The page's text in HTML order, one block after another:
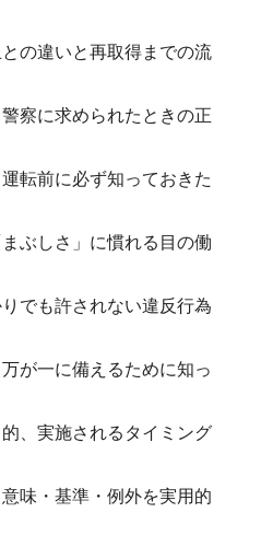
の違いと再取得までの流
察に求められたときの正
転前に必ず知っておきた
ぶしさ」に慣れる目の働
でも許されない違反行為
が一に備えるために知っ
、実施されるタイミング
味・基準・例外を実用的